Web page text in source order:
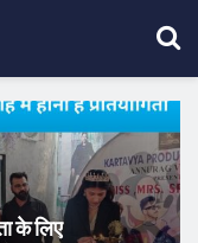
के लिए